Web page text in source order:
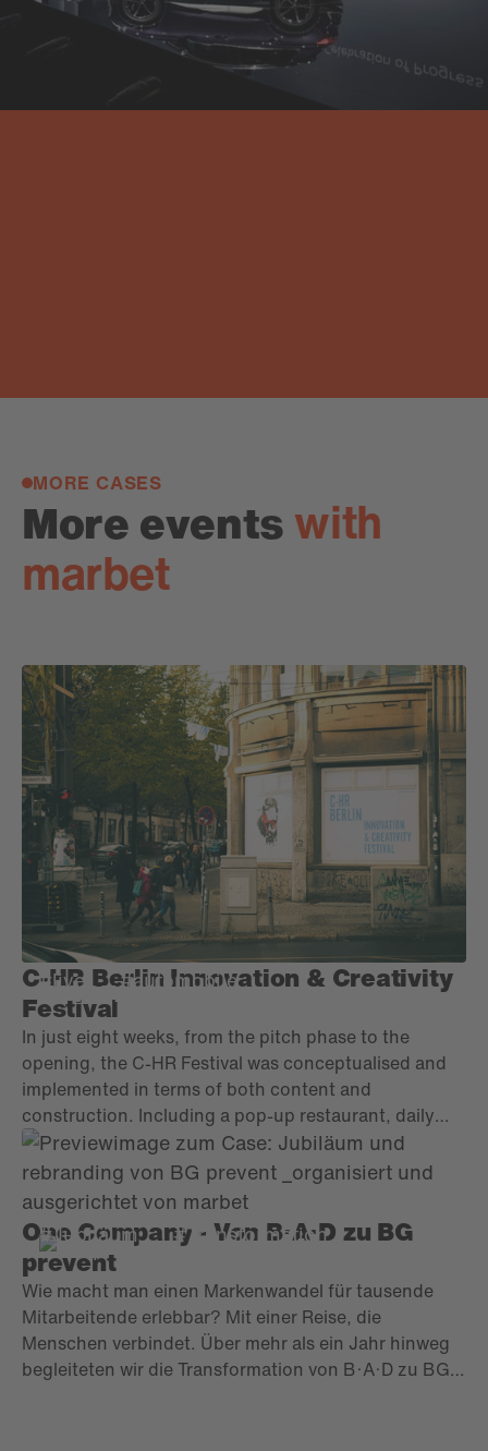
MORE CASES
More eventswith
marbet
TOYOTA
#live #automobile
C-HR Berlin Innovation & Creativity
Festival
In just eight weeks, from the pitch phase to the
opening, the C-HR Festival was conceptualised and
implemented in terms of both content and
construction. Including a pop-up restaurant, daily
changing daytime and evening events, audio-visual
installations, art exhibitions, pre- and post-
communication, content hub and social media
communication.
#Jubiläum #Transformation
One Company - Von B·A·D zu BG
prevent
Wie macht man einen Markenwandel für tausende
Mitarbeitende erlebbar? Mit einer Reise, die
Menschen verbindet. Über mehr als ein Jahr hinweg
begleiteten wir die Transformation von B·A·D zu BG